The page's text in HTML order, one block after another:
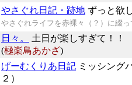
やさぐれ日記・跡地 ずっと欲
やさぐれライフを赤裸々（？）に綴っ
日々。
土日が楽しすぎて！！
(極楽鳥あかざ)
げーむくりあ日記 ミッシング
２）